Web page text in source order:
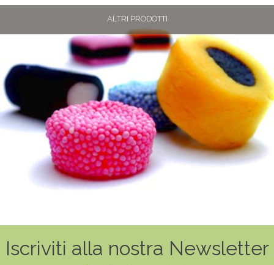
ALTRI PRODOTTI
Iscriviti alla nostra Newsletter